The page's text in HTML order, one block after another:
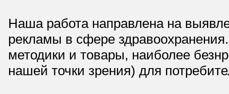
Наша работа направлена на
рекламы в сфере
методики и товары, наиболее
нашей точки зрения) для